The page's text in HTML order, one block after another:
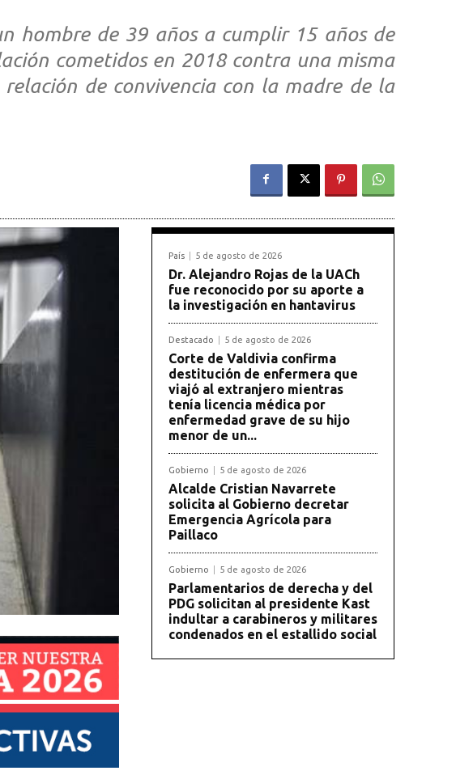
hombre de 39 años a cumplir 15 años de
cometidos en 2018 contra una misma
de convivencia con la madre de la
País 5 de agosto de 2026
Dr. Alejandro Rojas de la UACh
fue reconocido por su aporte a
la investigación en hantavirus
Destacado 5 de agosto de 2026
Corte de Valdivia confirma
destitución de enfermera que
viajó al extranjero mientras
tenía licencia médica por
enfermedad grave de su hijo
menor de un...
Gobierno 5 de agosto de 2026
Alcalde Cristian Navarrete
solicita al Gobierno decretar
Emergencia Agrícola para
Paillaco
Gobierno 5 de agosto de 2026
Parlamentarios de derecha y del
PDG solicitan al presidente Kast
indultar a carabineros y militares
condenados en el estallido social